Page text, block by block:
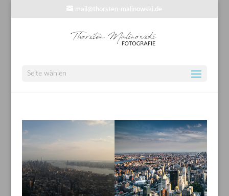
mail@thorsten-malinowski.de
Seite wählen